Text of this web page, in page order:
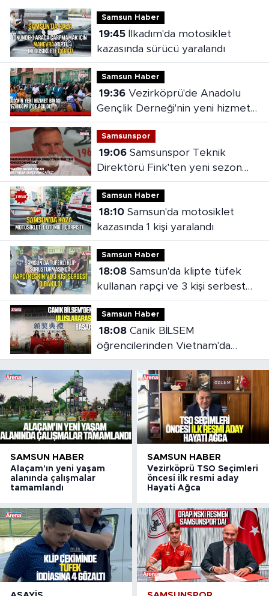
Samsun Haber
19:45İlkadım'da motosiklet
kazasında sürücü yaralandı
Samsun Haber
19:36Vezirköprü'de Anadolu
Gençlik Derneği'nin yeni hizmet
binası açıldı
Samsunspor
19:06Samsunspor Teknik
Direktörü Fink'ten yeni sezon
mesajı
Samsun Haber
18:10Samsun'da motosiklet
kazasında 1 kişi yaralandı
Samsun Haber
18:08Samsun'da klipte tüfek
kullanan rapçi ve 3 kişi serbest
bırakıldı
Samsun Haber
18:08Canik BİLSEM
öğrencilerinden Vietnam'da
madalya başarısı
SAMSUN HABER
Alaçam'ın yeni yaşam
alanında çalışmalar
tamamlandı
SAMSUN HABER
Vezirköprü TSO Seçimleri
öncesi ilk resmi aday
Hayati Ağca